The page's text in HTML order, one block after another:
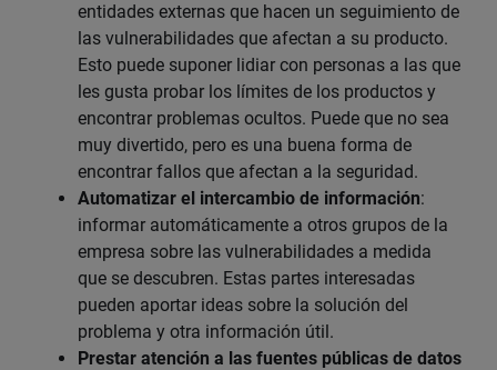
entidades externas que hacen un seguimiento de
las vulnerabilidades que afectan a su producto.
Esto puede suponer lidiar con personas a las que
les gusta probar los límites de los productos y
encontrar problemas ocultos. Puede que no sea
muy divertido, pero es una buena forma de
encontrar fallos que afectan a la seguridad.
Automatizar el intercambio de información:
informar automáticamente a otros grupos de la
empresa sobre las vulnerabilidades a medida
que se descubren. Estas partes interesadas
pueden aportar ideas sobre la solución del
problema y otra información útil.
Prestar atención a las fuentes públicas de datos